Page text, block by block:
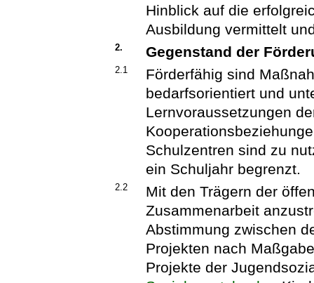
Hinblick auf die
Ausbildung vermittelt
2. Gegenstand der
2.1
Förderfähig sind
bedarfsorientiert und
Lernvoraussetzungen
Schulzentren sind zu
ein Schuljahr begrenzt.
2.2
Mit den Trägern der
Zusammenarbeit
Abstimmung zwischen
Projekten nach
Projekte der